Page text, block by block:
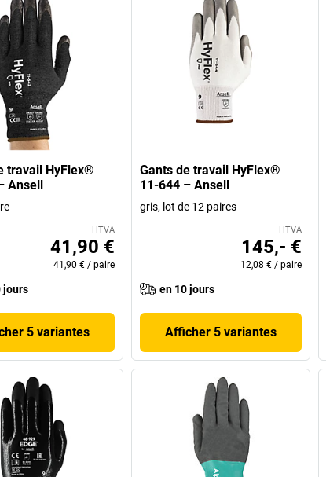
travail HyFlex®
Ansell
HTVA
41,90 €
41,90 € /paire
jours
5 variantes
Gants de travail HyFlex®
11-644 – Ansell
gris, lot de 12 paires
HTVA
145,- €
12,08 € / paire
en 10 jours
Afficher 5 variantes